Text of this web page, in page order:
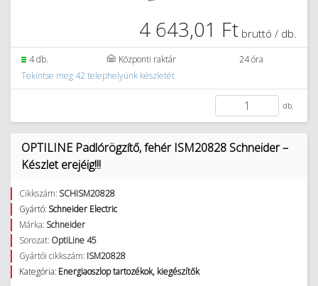
4 643,01 Ft bruttó / db.
4 db. Központi raktár
24 óra
Tekintse meg 42 telephelyünk készletét
db.
OPTILINE Padlórögzítő, fehér ISM20828 Schneider –
Készlet erejéig!!!
Cikkszám: SCHISM20828
Gyártó: Schneider Electric
Márka: Schneider
Sorozat: OptiLine 45
Gyártói cikkszám: ISM20828
Kategória: Energiaoszlop tartozékok, kiegészítők